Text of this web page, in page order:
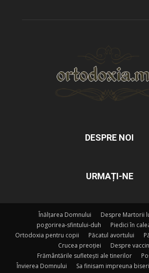
DESPRE NOI
URMAȚI-NE
Înălțarea Domnului
Despre Martorii
pogorirea-sfintului-duh
Piedici în
Ortodoxia pentru copii
Păcatul avortului
Crucea preoției
Despre
Frământările sufletești ale tinerilor
Învierea Domnului
Sa finisam impreuna